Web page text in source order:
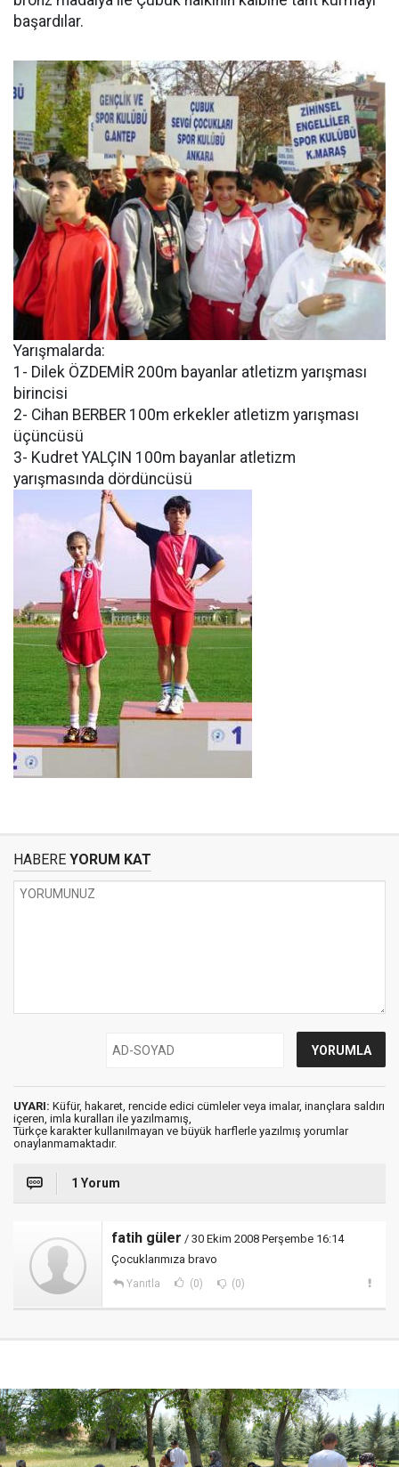
başardılar.
Yarışmalarda:
1- Dilek ÖZDEMİR 200m bayanlar atletizm yarışması
birincisi
2- Cihan BERBER 100m erkekler atletizm yarışması
üçüncüsü
3- Kudret YALÇIN 100m bayanlar atletizm
yarışmasında dördüncüsü
HABERE YORUM KAT
UYARI: Küfür, hakaret, rencide edici cümleler veya imalar, inançlara saldırı
içeren, imla kuralları ile yazılmamış,
Türkçe karakter kullanılmayan ve büyük harflerle yazılmış yorumlar
onaylanmamaktadır.
1 Yorum
fatih güler / 30 Ekim 2008 Perşembe 16:14
Çocuklarımıza bravo
Yanıtla (0) (0)